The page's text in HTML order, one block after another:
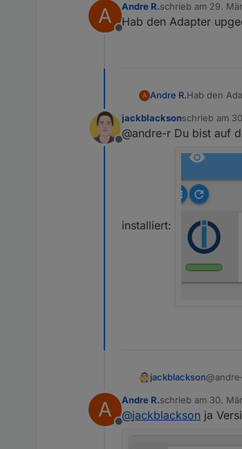
A
Offline
Andre R.schrieb am 29.
zuletzt editiert von
Hab den Adapter
A Andre R.Hab den
Offline
jackblacksonschrieb am
zuletzt
@andre-r Du bist auf
installiert:
jackblackson
A
Offline
Andre R.schrieb am 30.
zuletzt editiert von
@jackblackson ja